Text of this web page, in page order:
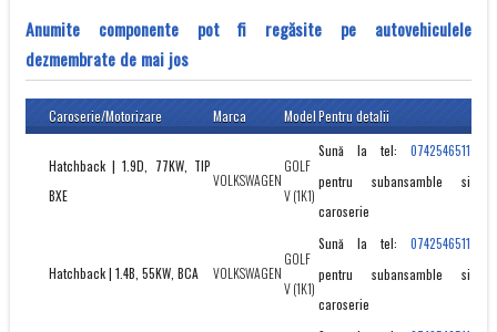
Anumite componente pot fi regăsite pe autovehiculele
dezmembrate de mai jos
Caroserie/Motorizare Marca ModelPentru detalii
Hatchback | 1.9D, 77KW, TIP
BXE
VOLKSWAGEN
GOLF
V (1K1)
Sună la tel: 0742546511
pentru subansamble si
caroserie
Hatchback | 1.4B, 55KW, BCA VOLKSWAGEN
GOLF
V (1K1)
Sună la tel: 0742546511
pentru subansamble si
caroserie